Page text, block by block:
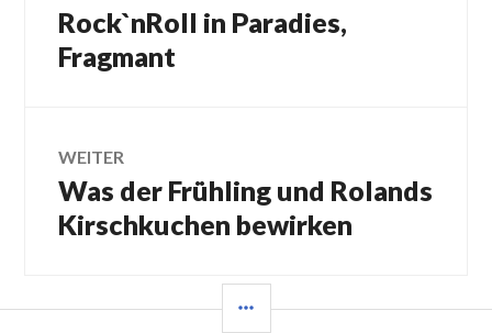
Vorheriger
Beitrag:
Rock`nRoll in Paradies,
Fragmant
WEITER
Nächster
Beitrag:
Was der Frühling und Rolands
Kirschkuchen bewirken